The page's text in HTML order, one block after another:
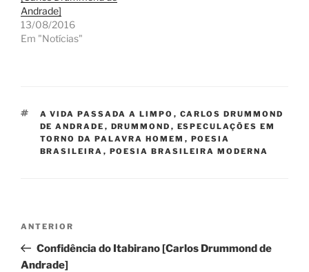
Andrade]
13/08/2016
Em "Notícias"
TAGS
A VIDA PASSADA A LIMPO , CARLOS DRUMMOND
DE ANDRADE , DRUMMOND , ESPECULAÇÕES EM
TORNO DA PALAVRA HOMEM , POESIA
BRASILEIRA , POESIA BRASILEIRA MODERNA
Post
Post
anterior
ANTERIOR
Confidência do Itabirano [Carlos Drummond de
Andrade]